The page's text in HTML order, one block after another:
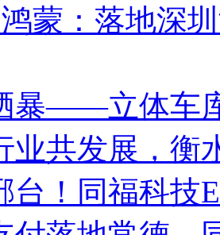
蒙：落地深
暴——立体车
业共发展，衡
台！同福科技